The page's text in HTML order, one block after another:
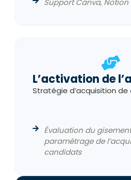
Support Canva,
L’activation de
Stratégie d’acquisition de
Évaluation du
paramétrage de
candidats